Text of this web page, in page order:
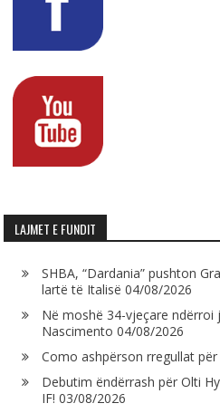
LAJMET E FUNDIT
SHBA, “Dardania” pushton
lartë të Italisë 04/08/2026
Në moshë 34-vjeçare ndërroi
Nascimento 04/08/2026
Como ashpërson rregullat
Debutim ëndërrash për Olti
IF! 03/08/2026